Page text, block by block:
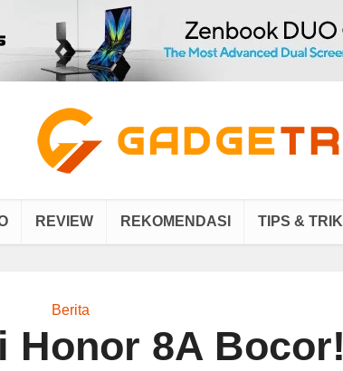
REVIEW REKOMENDASI TIPS & TRIK
Berita
Honor 8A Bocor!